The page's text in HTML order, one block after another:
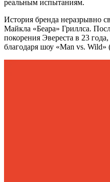
реальным испытаниям.
История бренда неразрывно
Майкла «Беара» Гриллса.
покорения Эвереста в 23
благодаря шоу «Man vs.